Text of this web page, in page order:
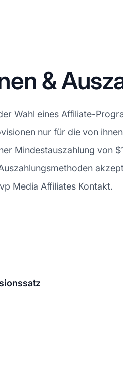
&
Wahl eines Affiliate-
nur für die von
Mindestauszahlung von
Media Affiliates Kontakt.